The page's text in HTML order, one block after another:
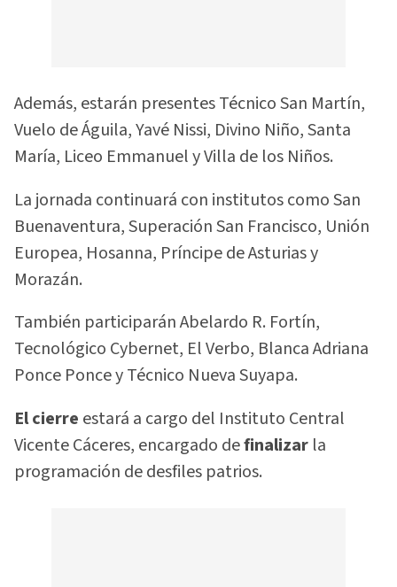
Además, estarán presentes Técnico San Martín,
Vuelo de Águila, Yavé Nissi, Divino Niño, Santa
María, Liceo Emmanuel y Villa de los Niños.
La jornada continuará con institutos como San
Buenaventura, Superación San Francisco, Unión
Europea, Hosanna, Príncipe de Asturias y
Morazán.
También participarán Abelardo R. Fortín,
Tecnológico Cybernet, El Verbo, Blanca Adriana
Ponce Ponce y Técnico Nueva Suyapa.
El cierre estará a cargo del Instituto Central
Vicente Cáceres, encargado definalizar la
programación de desfiles patrios.